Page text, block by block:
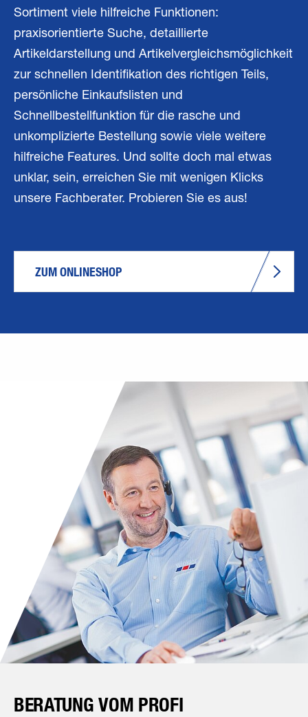
Sortiment viele hilfreiche Funktionen:
praxisorientierte Suche, detaillierte
Artikeldarstellung und Artikelvergleichsmöglichkeit
zur schnellen Identifikation des richtigen Teils,
persönliche Einkaufslisten und
Schnellbestellfunktion für die rasche und
unkomplizierte Bestellung sowie viele weitere
hilfreiche Features. Und sollte doch mal etwas
unklar, sein, erreichen Sie mit wenigen Klicks
unsere Fachberater. Probieren Sie es aus!
ZUM ONLINESHOP
BERATUNG VOM PROFI